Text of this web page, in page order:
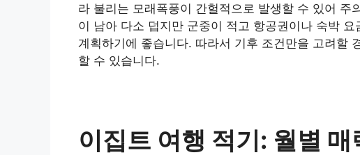
라 불리는 모래폭풍이 간헐적으로 발생할 수 있어 주
이 남아 다소 덥지만 군중이 적고 항공권이나 숙박
계획하기에 좋습니다. 따라서 기후 조건만을 고려할
할 수 있습니다.
이집트 여행 적기: 월별 매